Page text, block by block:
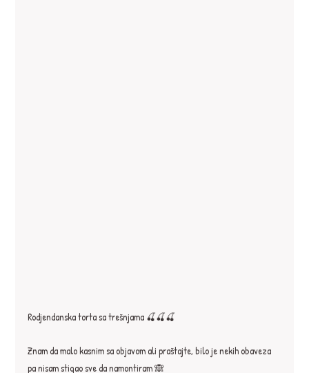
Rodjendanska torta sa trešnjama 🍒🍒🍒
Znam da malo kasnim sa objavom ali praštajte, bilo je nekih obaveza
pa nisam stigao sve da namontiram 🙈